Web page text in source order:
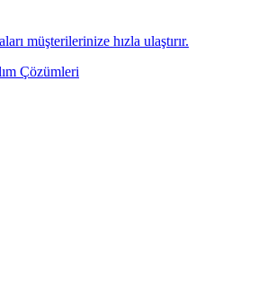
müşterilerinize hızla ulaştırır.
Çözümleri